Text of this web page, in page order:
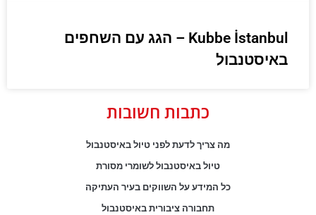
Kubbe İstanbul – הגג עם השחפים
באיסטנבול
כתבות חשובות
מה צריך לדעת לפני טיול באיסטנבול
טיול באיסטנבול לשומרי מסורת
כל המידע על השווקים בעיר העתיקה
תחבורה ציבורית באיסטנבול